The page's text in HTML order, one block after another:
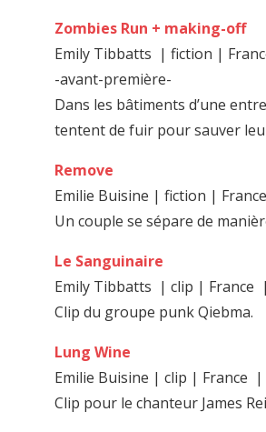
Zombies Run + making-off
Emily Tibbatts | fiction |
-avant-première-
Dans les bâtiments d’une
tentent de fuir pour sauver
Remove
Emilie Buisine | fiction |
Un couple se sépare de
Le Sanguinaire
Emily Tibbatts | clip | France
Clip du groupe punk Qiebma.
Lung Wine
Emilie Buisine | clip | France
Clip pour le chanteur James